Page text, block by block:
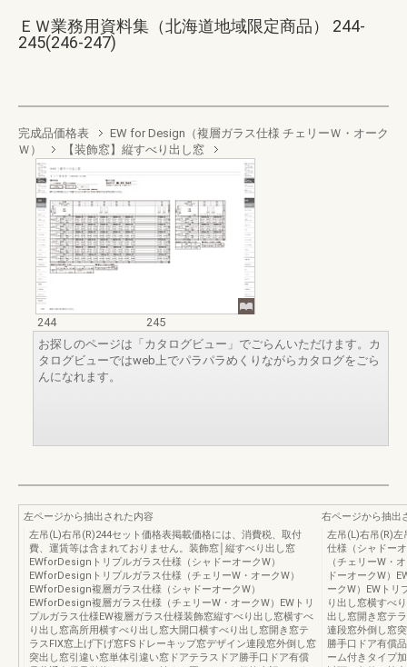
ＥＷ業務用資料集（北海道地域限定商品） 244-
245(246-247)
完成品価格表
EW for Design（複層ガラス仕様 チェリーＷ・オーク
Ｗ）
【装飾窓】縦すべり出し窓
244
245
お探しのページは「カタログビュー」でごらんいただけます。カ
タログビューではweb上でパラパラめくりながらカタログをごら
んになれます。
左ページから抽出された内容
左吊(L)右吊(R)244セット価格表掲載価格には、消費税、取付
費、運賃等は含まれておりません。装飾窓│縦すべり出し窓
EWforDesignトリプルガラス仕様（シャドーオークW）
EWforDesignトリプルガラス仕様（チェリーW・オークW）
EWforDesign複層ガラス仕様（シャドーオークW）
EWforDesign複層ガラス仕様（チェリーW・オークW）EWトリ
プルガラス仕様EW複層ガラス仕様装飾窓縦すべり出し窓横すべ
り出し窓高所用横すべり出し窓大開口横すべり出し窓開き窓テ
ラスFIX窓上げ下げ窓FSドレーキップ窓デザイン連段窓外倒し窓
突出し窓引違い窓単体引違い窓ドアテラスドア勝手口ドア有償
右ページから抽出
左吊(L)右吊(R)
仕様（シャドー
（チェリーW・
ドーオークW）
ークW）EWトリ
り出し窓横すべ
出し窓開き窓テ
連段窓外倒し窓
勝手口ドア有償
ーム付きタイプ